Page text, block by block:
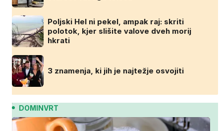
Poljski Hel ni pekel, ampak raj: skriti
polotok, kjer slišite valove dveh morij
hkrati
3 znamenja, ki jih je najtežje osvojiti
DOMINVRT